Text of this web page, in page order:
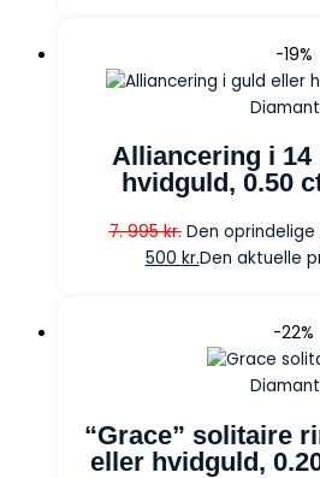
-19%
Alliancering i 14
hvidguld, 0.50
7. 995kr. Den oprindelige
500 kr.Den aktuelle
-22%
“Grace” solitaire
eller hvidguld,